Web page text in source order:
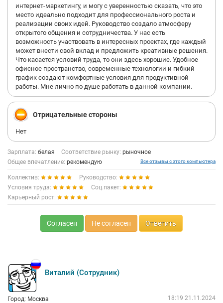
интернет-маркетингу, и могу с уверенностью сказать, что это
место идеально подходит для профессионального роста и
реализации своих идей. Руководство создало атмосферу
открытого общения и сотрудничества. У нас есть
возможность участвовать в интересных проектах, где каждый
может внести свой вклад и предложить креативные решения.
Что касается условий труда, то они здесь хорошие. Удобное
офисное пространство, современные технологии и гибкий
график создают комфортные условия для продуктивной
работы. Мне лично по душе работать в данной компании.
Отрицательные стороны
Нет
Зарплата: белая Соответствие рынку: рыночное
Общее впечатление: рекомендую Все отзывы с этого компьютера
Коллектив:
Руководство:
Условия труда:
Соц.пакет:
Карьерный рост:
Согласен Не согласен Ответить
Виталий (Сотрудник)
Город: Москва 18:19 21.11.2024